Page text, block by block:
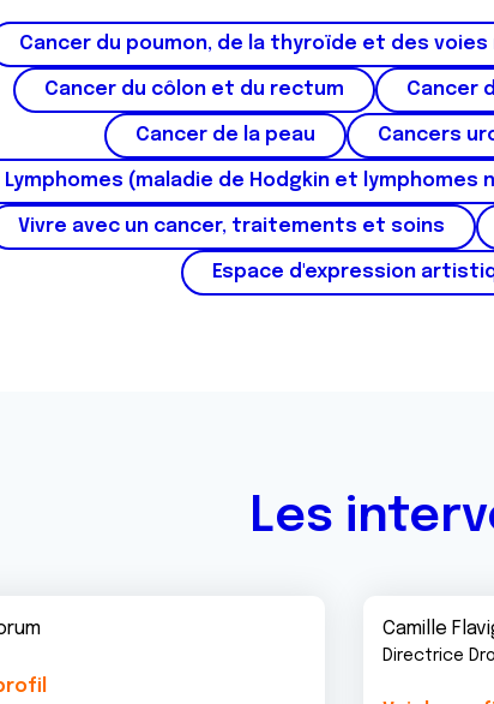
Cancer du poumon, de la thyroïde et des
Cancer du côlon et du rectum Cancer
Cancer de la peau Cancers
Lymphomes (maladie de Hodgkin et lymphomes
Vivre avec un cancer, traitements et soins
Espace d'expression
Les
Camille
Directrice